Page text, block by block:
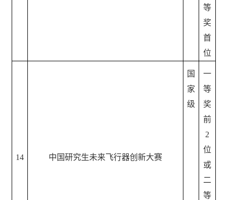
等
奖
首
位
14 中国研究生未来飞行器创新大赛
国
家
级
一
等
奖
前
2
位
或
二
等